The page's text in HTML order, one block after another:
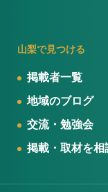
山梨で見つける
掲載者一覧
地域のブログ
交流・勉強会
掲載・取材を相